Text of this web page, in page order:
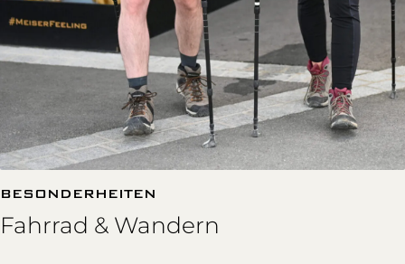
BESONDERHEITEN
Fahrrad & Wandern